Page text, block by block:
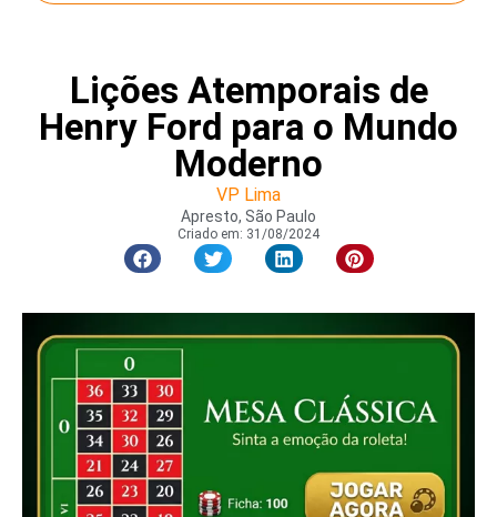
Lições Atemporais de
Henry Ford para o Mundo
Moderno
VP Lima
Apresto, São Paulo
Criado em: 31/08/2024